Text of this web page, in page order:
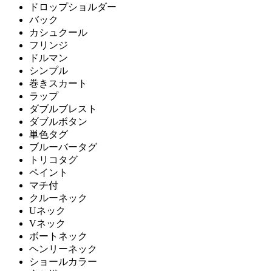
ドロップショルダー
バック
カシュクール
フリンジ
ドルマン
シンプル
巻きスカート
ラップ
ダブルブレスト
ダブルボタン
単色タグ
ブルーバータグ
トリコタグ
ペイント
マチ付
クルーネック
Uネック
Vネック
ボートネック
ヘンリーネック
ショールカラー